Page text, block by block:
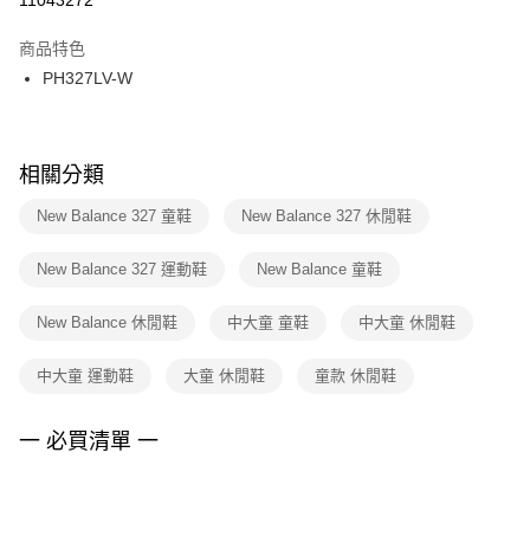
２．訂單成立數日內，您將收到繳費通知簡訊。
３．收到繳費通知簡訊後14天內，點擊此簡訊中的連結，可透過四大超商／
ATM／網路銀行／等多元方式進行付款，方視為交易完成。
※ 交易是否成功請以「AFTEE先享後付 」之結帳頁面顯示為準，若有關於
是否繳費成功／繳費後需取消欲退款等相關疑問，請聯繫「AFTEE先享後付
客戶支援中心」 https://netprotections.freshdesk.com/support/home
１．透過由恩沛科技股份有限公司提供之「AFTEE先享後付」服務完成之交
權轉讓予恩沛科技股份有限公司。
３．未成年的使用者請事先徵得法定代理人或監護人之同意方可使用
４．使用「AFTEE先享後付」時，將依據個別帳號之用戶狀況，依本公司即
每筆NT$100，滿NT$1,500(含以上)免運費
付款後門市自取
每筆NT$100，滿NT$1,500(含以上)免運費
商品特色
PH327LV-W
相關分類
New Balance 327 童鞋 New Balance 327 休閒鞋
New Balance 327 運動鞋 New Balance 童鞋
New Balance 休閒鞋 中大童 童鞋 中大童 休閒鞋
中大童 運動鞋 大童 休閒鞋 童款 休閒鞋
一 必買清單 一